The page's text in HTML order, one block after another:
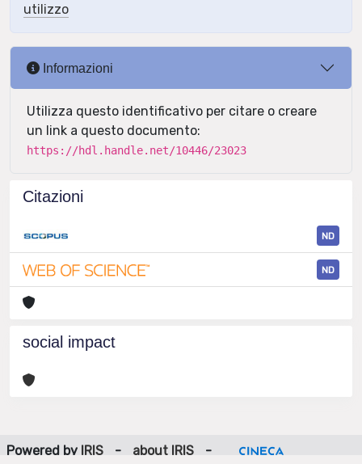
utilizzo
Informazioni
Utilizza questo identificativo per citare o creare
un link a questo documento:
https://hdl.handle.net/10446/23023
Citazioni
ND
ND
social impact
Powered by IRIS - about IRIS
-